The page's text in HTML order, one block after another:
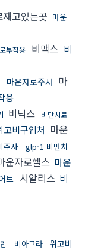
고있는곳 마운
부작용 비맥스 비
마운자로주사 마
용
비닉스
비만치료
고비구입처 마운
주사
glp-1 비만치
운자로헬스 마운
트 시알리스 비
비아그라
위고비